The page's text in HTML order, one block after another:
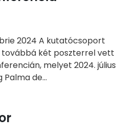
2024 A kutatócsoport
továbbá két poszterrel vett
melyet 2024. július
de...